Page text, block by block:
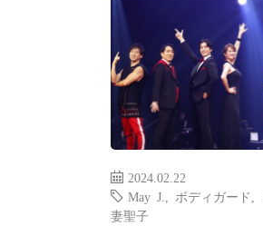
2024.02.22
May J.
ボディガード
妻聖子